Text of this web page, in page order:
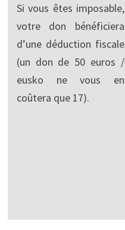
Si vous êtes imposable,
votre don bénéficiera
d’une déduction fiscale
(un don de 50 euros /
eusko ne vous en
coûtera que 17).